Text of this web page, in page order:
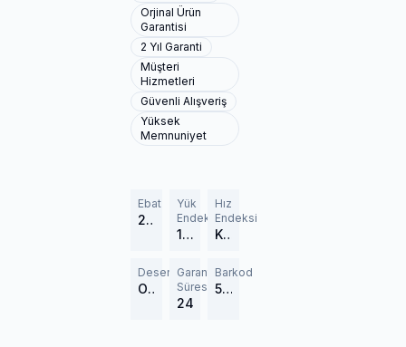
Orjinal Ürün
Garantisi
2 Yıl Garanti
Müşteri
Hizmetleri
Güvenli Alışveriş
Yüksek
Memnuniyet
Ebat
295/80R22.5
Yük
Endeksi
152/148
Hız
Endeksi
K (110 km/h)
Desen
Omnitrac D
Garanti
Süresi
24
Barkod
569563